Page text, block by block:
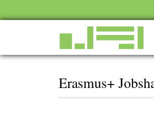
Erasmus+